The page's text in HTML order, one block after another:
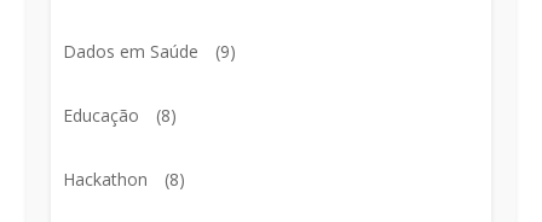
Dados em Saúde (9)
Educação (8)
Hackathon (8)